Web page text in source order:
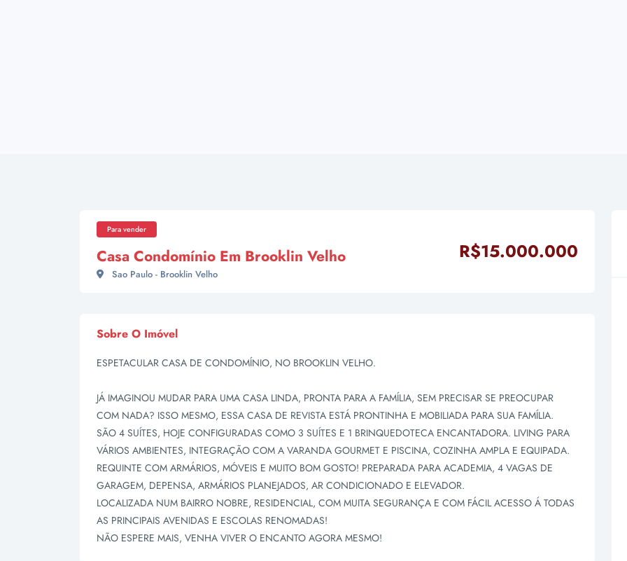
Para vender
Casa Condomínio Em Brooklin Velho
Sao Paulo - Brooklin Velho
R$15.000.000
Sobre O Imóvel
ESPETACULAR CASA DE CONDOMÍNIO, NO BROOKLIN VELHO.
JÁ IMAGINOU MUDAR PARA UMA CASA LINDA, PRONTA PARA A FAMÍLIA, SEM PRECISAR SE PREOCUPAR
COM NADA? ISSO MESMO, ESSA CASA DE REVISTA ESTÁ PRONTINHA E MOBILIADA PARA SUA FAMÍLIA.
SÃO 4 SUÍTES, HOJE CONFIGURADAS COMO 3 SUÍTES E 1 BRINQUEDOTECA ENCANTADORA. LIVING PARA
VÁRIOS AMBIENTES, INTEGRAÇÃO COM A VARANDA GOURMET E PISCINA, COZINHA AMPLA E EQUIPADA.
REQUINTE COM ARMÁRIOS, MÓVEIS E MUITO BOM GOSTO! PREPARADA PARA ACADEMIA, 4 VAGAS DE
GARAGEM, DEPENSA, ARMÁRIOS PLANEJADOS, AR CONDICIONADO E ELEVADOR.
LOCALIZADA NUM BAIRRO NOBRE, RESIDENCIAL, COM MUITA SEGURANÇA E COM FÁCIL ACESSO Á TODAS
AS PRINCIPAIS AVENIDAS E ESCOLAS RENOMADAS!
NÃO ESPERE MAIS, VENHA VIVER O ENCANTO AGORA MESMO!